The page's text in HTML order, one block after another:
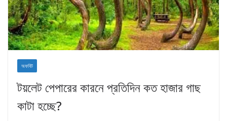
অফবিট
টয়লেট পেপারের কারনে প্রতিদিন কত হাজার গাছ
কাটা হচ্ছে?